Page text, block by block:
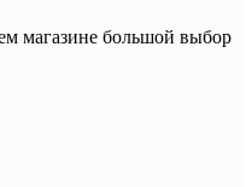
магазине большой выбор